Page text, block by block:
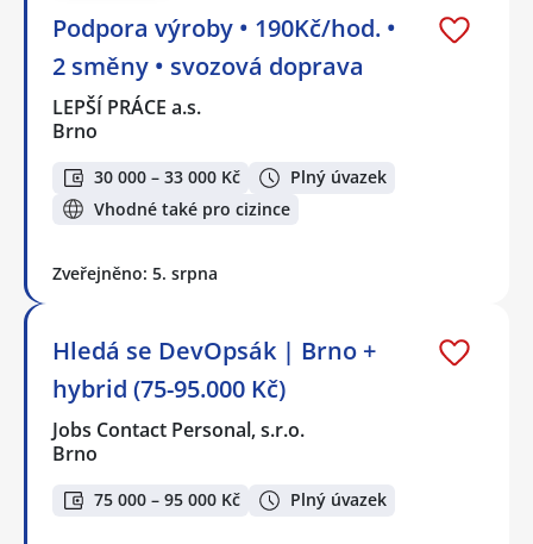
Podpora výroby • 190Kč/hod. •
2 směny • svozová doprava
LEPŠÍ PRÁCE a.s.
Brno
30 000 – 33 000 Kč
Plný úvazek
Vhodné také pro cizince
Zveřejněno: 5. srpna
Hledá se DevOpsák | Brno +
hybrid (75-95.000 Kč)
Jobs Contact Personal, s.r.o.
Brno
75 000 – 95 000 Kč Plný úvazek